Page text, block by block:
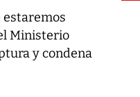
estaremos
Ministerio
y condena